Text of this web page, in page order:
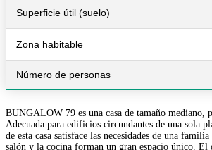
Superficie útil (suelo)
Zona habitable
Número de personas
BUNGALOW 79 es una casa de tamaño mediano,
Adecuada para edificios circundantes de una sola
de esta casa satisface las necesidades de una
salón y la cocina forman un gran espacio único. El